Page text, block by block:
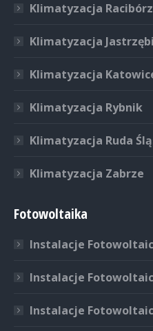
Klimatyzacja Racibórz
Klimatyzacja
Klimatyzacja
Klimatyzacja Rybnik
Klimatyzacja Ruda
Klimatyzacja Zabrze
Fotowoltaika
Instalacje
Instalacje
Instalacje